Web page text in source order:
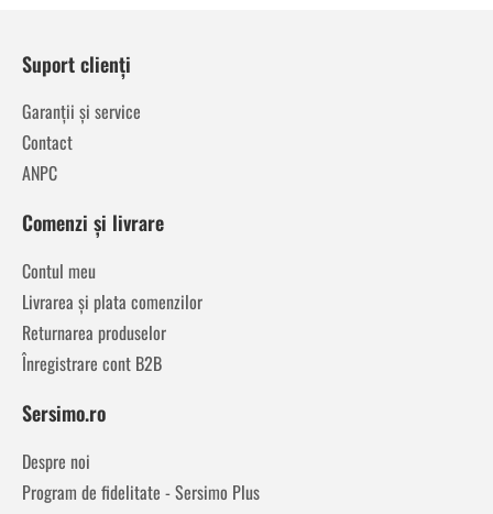
Suport clienți
Garanții și service
Contact
ANPC
Comenzi și livrare
Contul meu
Livrarea și plata comenzilor
Returnarea produselor
Înregistrare cont B2B
Sersimo.ro
Despre noi
Program de fidelitate - Sersimo Plus